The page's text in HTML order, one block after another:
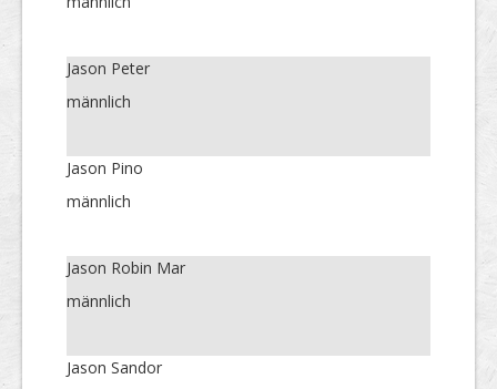
Jason Peter
männlich
Jason Pino
männlich
Jason Robin Mar
männlich
Jason Sandor